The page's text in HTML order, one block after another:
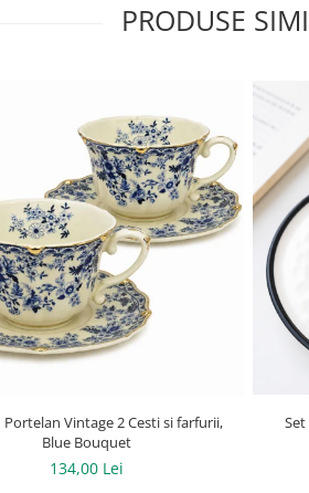
PRODUSE
Portelan Vintage 2 Cesti si farfurii,
Blue Bouquet
134,00 Lei